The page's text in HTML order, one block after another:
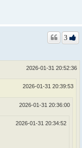
3
2026-01-31 20:52:36
2026-01-31 20:39:53
2026-01-31 20:36:00
2026-01-31 20:34:52